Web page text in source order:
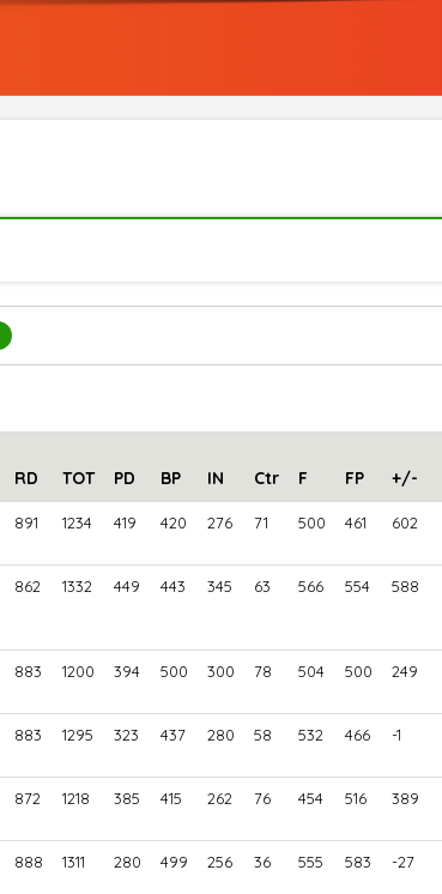
RD TOT PD BP IN Ctr F FP +/-
891 1234 419 420 276 71 500 461 602
862 1332 449 443 345 63 566 554 588
883 1200 394 500 300 78 504 500 249
883 1295 323 437 280 58 532 466 -1
872 1218 385 415 262 76 454 516 389
888 1311 280 499 256 36 555 583 -27